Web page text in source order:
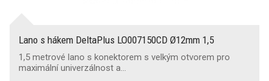
Lano s hákem DeltaPlus LO007150CD Ø12mm 1,5
1,5 metrové lano s konektorem s velkým otvorem pro
maximální univerzálnost a…